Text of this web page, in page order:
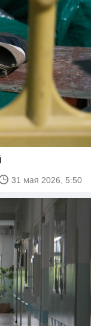
31 мая 2026, 5:50